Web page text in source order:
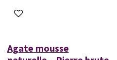
Agate mousse